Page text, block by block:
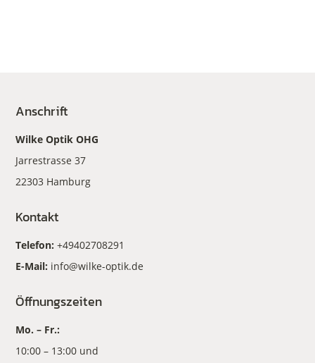
Anschrift
Wilke Optik OHG
Jarrestrasse 37
22303 Hamburg
Kontakt
Telefon:+49402708291
E-Mail: info@wilke-optik.de
Öffnungszeiten
Mo. – Fr.:
10:00 – 13:00 und